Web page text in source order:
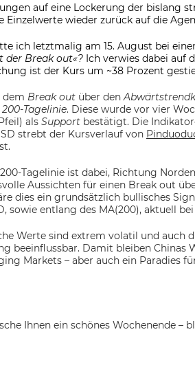
auf eine Lockerung der bislang
Einzelwerte wieder zurück auf die
ich letztmalig am 15. August bei
der Break out«? Ich verwies dabei auf
ist der Kurs um ~38 Prozent
dem Break out über den
200-Tagelinie. Diese wurde vor vier
als Support bestätigt. Die
strebt der Kursverlauf von
Tagelinie ist dabei, Richtung
Aussichten für einen Break out
dies ein grundsätzlich bullisches
sowie entlang des MA(200), aktuell bei
Werte sind extrem volatil und auch
beeinflussbar. Damit bleiben Chinas
Markets – aber auch ein Paradies
Ihnen ein schönes Wochenende –